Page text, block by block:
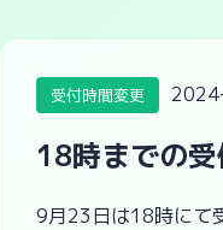
受付時間変更
18時までの
9月23日は18時にて